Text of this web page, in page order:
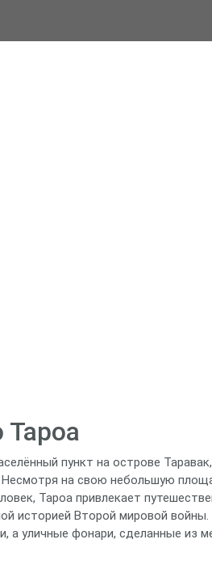
пункт на острове
на свою небольшую
Тароа привлекает
историей Второй мировой войны.
а уличные фонари, сделанные из